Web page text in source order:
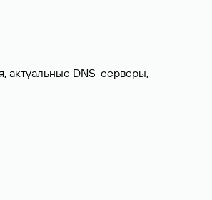
актуальные DNS-серверы,